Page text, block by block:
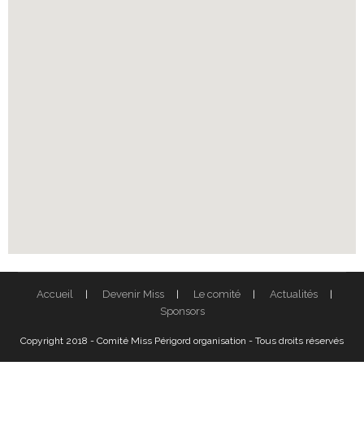
Accueil Devenir Miss Le comité
Actualités
Sponsors
Copyright 2018 - Comité Miss Périgord organisation - Tous droits réservés